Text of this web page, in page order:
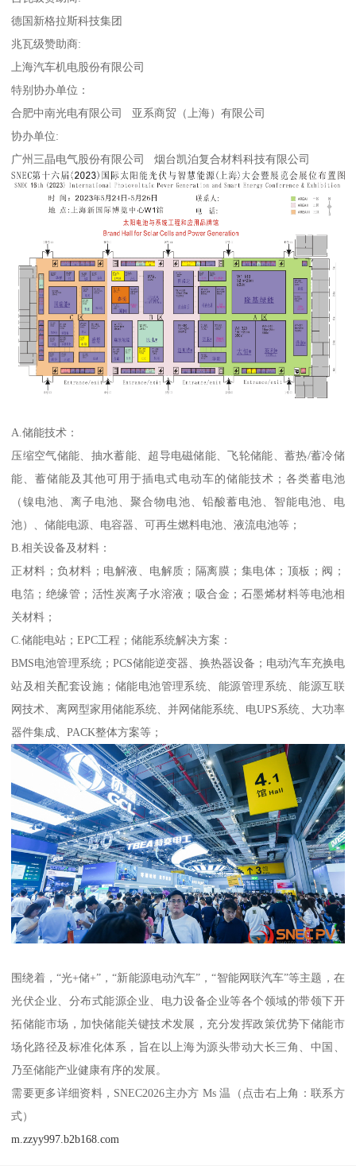
德国新格拉斯科技集团
兆瓦级赞助商:
上海汽车机电股份有限公司
特别协办单位：
合肥中南光电有限公司 亚系商贸（上海）有限公司
协办单位:
广州三晶电气股份有限公司 烟台凯泊复合材料科技有限公司
A.储能技术：
压缩空气储能、抽水蓄能、超导电磁储能、飞轮储能、蓄热/蓄冷储
能、蓄储能及其他可用于插电式电动车的储能技术；各类蓄电池
（镍电池、离子电池、聚合物电池、铅酸蓄电池、智能电池、电
池）、储能电源、电容器、可再生燃料电池、液流电池等；
B.相关设备及材料：
正材料；负材料；电解液、电解质；隔离膜；集电体；顶板；阀；
电箔；绝缘管；活性炭离子水溶液；吸合金；石墨烯材料等电池相
关材料；
C.储能电站；EPC工程；储能系统解决方案：
BMS电池管理系统；PCS储能逆变器、换热器设备；电动汽车充换电
站及相关配套设施；储能电池管理系统、能源管理系统、能源互联
网技术、离网型家用储能系统、并网储能系统、电UPS系统、大功率
器件集成、PACK整体方案等；
围绕着，“光+储+”，“新能源电动汽车”，“智能网联汽车”等主题，在
光伏企业、分布式能源企业、电力设备企业等各个领域的带领下开
拓储能市场，加快储能关键技术发展，充分发挥政策优势下储能市
场化路径及标准化体系，旨在以上海为源头带动大长三角、中国、
乃至储能产业健康有序的发展。
需要更多详细资料，SNEC2026主办方 Ms 温（点击右上角：联系方
式）
m.zzyy997.b2b168.com